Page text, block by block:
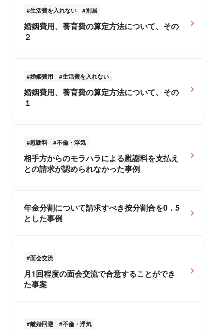
生活費を入れない 別居
婚姻費用、養育費の算定方法について、その
２
婚姻費用 生活費を入れない
婚姻費用、養育費の算定方法について、その
１
慰謝料 不倫・浮気
相手方からのモラハラによる慰謝料を支払え
との請求が認められなかった事例
年金分割について請求すべき按分割合を0．5
とした事例
面会交流
月1回程度の面会交流で合意することができ
た事案
離婚回避 不倫・浮気